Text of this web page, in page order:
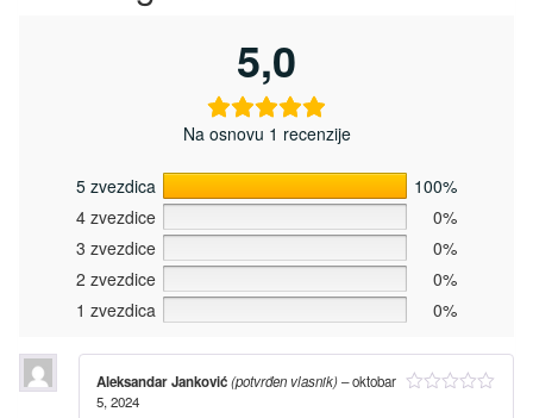
5,0
Na osnovu 1 recenzije
5 zvezdica
100%
4 zvezdice
0%
3 zvezdice
0%
2 zvezdice
0%
1 zvezdica
0%
Aleksandar Janković(potvrđen vlasnik)–oktobar
5, 2024